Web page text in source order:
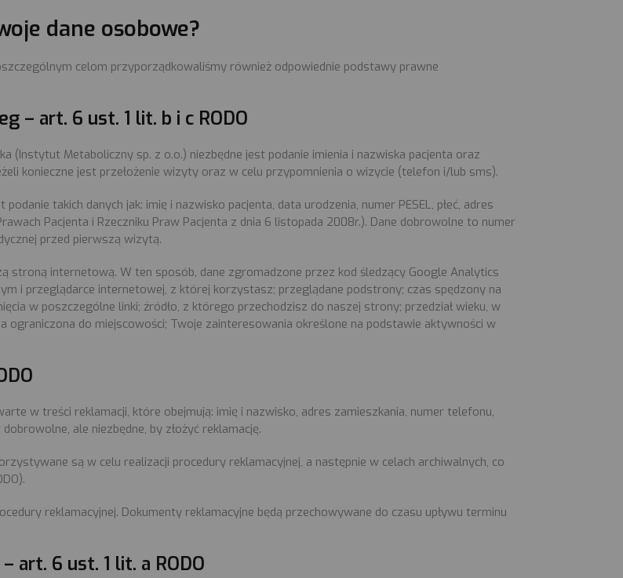
dane osobowe?
celom przyporządkowaliśmy również odpowiednie podstawy prawne
– art. 6 ust. 1 lit. b i c RODO
(Instytut Metaboliczny sp. z o.o.) niezbędne jest podanie imienia i nazwiska pacjenta oraz
konieczne jest przełożenie wizyty oraz w celu przypomnienia o wizycie (telefon i/lub sms).
takich danych jak: imię i nazwisko pacjenta, data urodzenia, numer PESEL, płeć, adres
Pacjenta i Rzeczniku Praw Pacjenta z dnia 6 listopada 2008r.). Dane dobrowolne to numer
przed pierwszą wizytą.
stroną internetową. W ten sposób, dane zgromadzone przez kod śledzący Google Analytics
i przeglądarce internetowej, z której korzystasz; przeglądane podstrony; czas spędzony na
w poszczególne linki; źródło, z którego przechodzisz do naszej strony; przedział wieku, w
ograniczona do miejscowości; Twoje zainteresowania określone na podstawie aktywności w
w treści reklamacji, które obejmują: imię i nazwisko, adres zamieszkania, numer telefonu,
ale niezbędne, by złożyć reklamację.
są w celu realizacji procedury reklamacyjnej, a następnie w celach archiwalnych, co
reklamacyjnej. Dokumenty reklamacyjne będą przechowywane do czasu upływu terminu
art. 6 ust. 1 lit. a RODO